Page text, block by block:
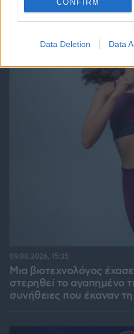
CONFIRM
Data Deletion Data
Μια βιοτεχνολόγος
στερηθεί το αγαπημένο
συνήθειες που έκαναν
09.08.2026, 15:35